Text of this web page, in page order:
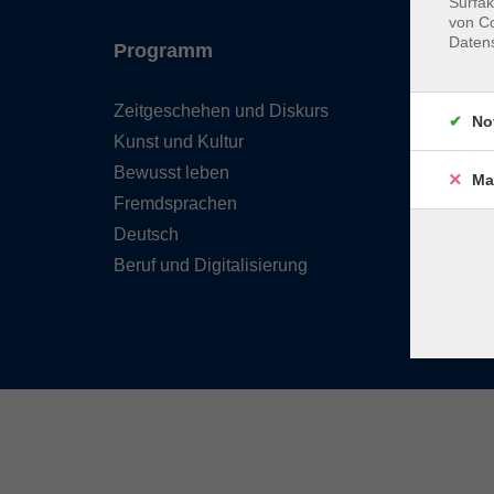
Programm
Zeitgeschehen und Diskurs
Kunst und Kultur
Bewusst leben
Fremdsprachen
Deutsch
Beruf und Digitalisierung
von